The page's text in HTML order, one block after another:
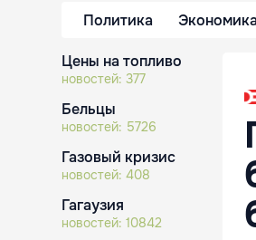
Политика Экономика
Цены на топливо
новостей: 377
Бельцы
новостей: 5726
Газовый кризис
новостей: 408
Гагаузия
новостей: 10842